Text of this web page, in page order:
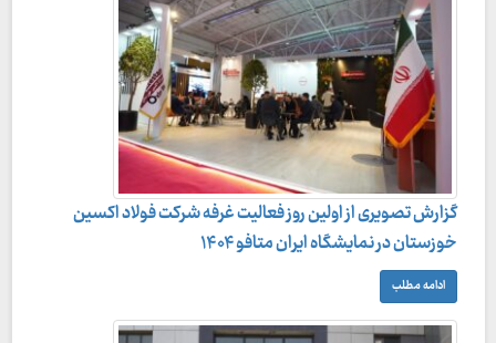
گزارش تصویری از اولین روز فعالیت غرفه شرکت فولاد اکسین
خوزستان در نمایشگاه ایران متافو ۱۴۰۴
ادامه مطلب